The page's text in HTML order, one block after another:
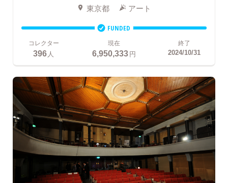
東京都 アート
FUNDED
コレクター
396人
現在
6,950,333円
終了
2024/10/31